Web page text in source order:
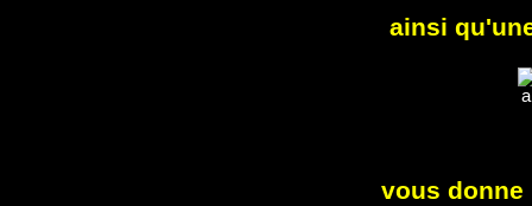
ainsi
vous donne